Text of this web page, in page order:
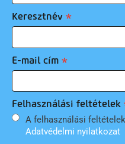
Keresztnév
E-mail cím
Felhasználási feltételek
A felhasználási
Adatvédelmi nyilatkozat